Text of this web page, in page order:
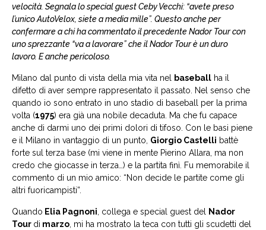
velocità. Segnala lo special guest Ceby Vecchi: “avete preso
l’unico AutoVelox, siete a media mille”. Questo anche per
confermare a chi ha commentato il precedente Nador Tour con
uno sprezzante “va a lavorare” che il Nador Tour è un duro
lavoro. E anche pericoloso.
Milano dal punto di vista della mia vita nel baseball ha il
difetto di aver sempre rappresentato il passato. Nel senso che
quando io sono entrato in uno stadio di baseball per la prima
volta (1975) era già una nobile decaduta. Ma che fu capace
anche di darmi uno dei primi dolori di tifoso. Con le basi piene
e il Milano in vantaggio di un punto, Giorgio Castelli battè
forte sul terza base (mi viene in mente Pierino Allara, ma non
credo che giocasse in terza…) e la partita finì. Fu memorabile il
commento di un mio amico: “Non decide le partite come gli
altri fuoricampisti”.
Quando Elia Pagnoni, collega e special guest del Nador
Tour di marzo, mi ha mostrato la teca con tutti gli scudetti del